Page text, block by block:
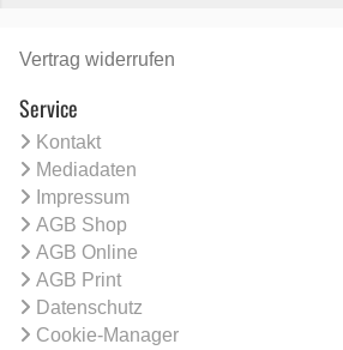
Vertrag widerrufen
Service
Kontakt
Mediadaten
Impressum
AGB Shop
AGB Online
AGB Print
Datenschutz
Cookie-Manager